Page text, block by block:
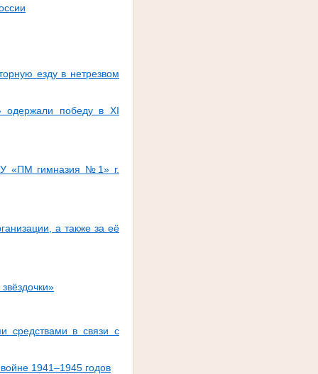
езду в нетрезвом
одержали победу в XI
«ПМ гимназия №1» г.
а также за её
средствами в связи с
1941–1945 годов